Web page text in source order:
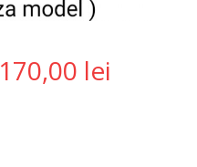
170,00 lei